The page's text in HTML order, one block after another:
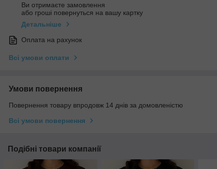
Ви отримаєте замовлення
або гроші повернуться на вашу картку
Детальніше
Оплата на рахунок
Всі умови оплати
Умови повернення
Повернення товару впродовж 14 днів за домовленістю
Всі умови повернення
Подібні товари компанії